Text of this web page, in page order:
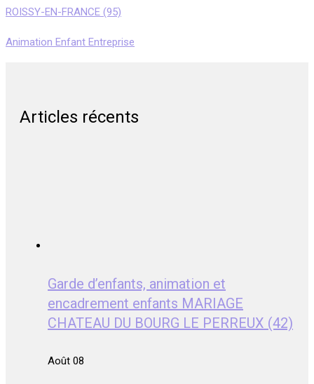
ROISSY-EN-FRANCE (95)
Animation Enfant Entreprise
Articles récents
Garde d’enfants, animation et
encadrement enfants MARIAGE
CHATEAU DU BOURG LE PERREUX (42)
Août 08